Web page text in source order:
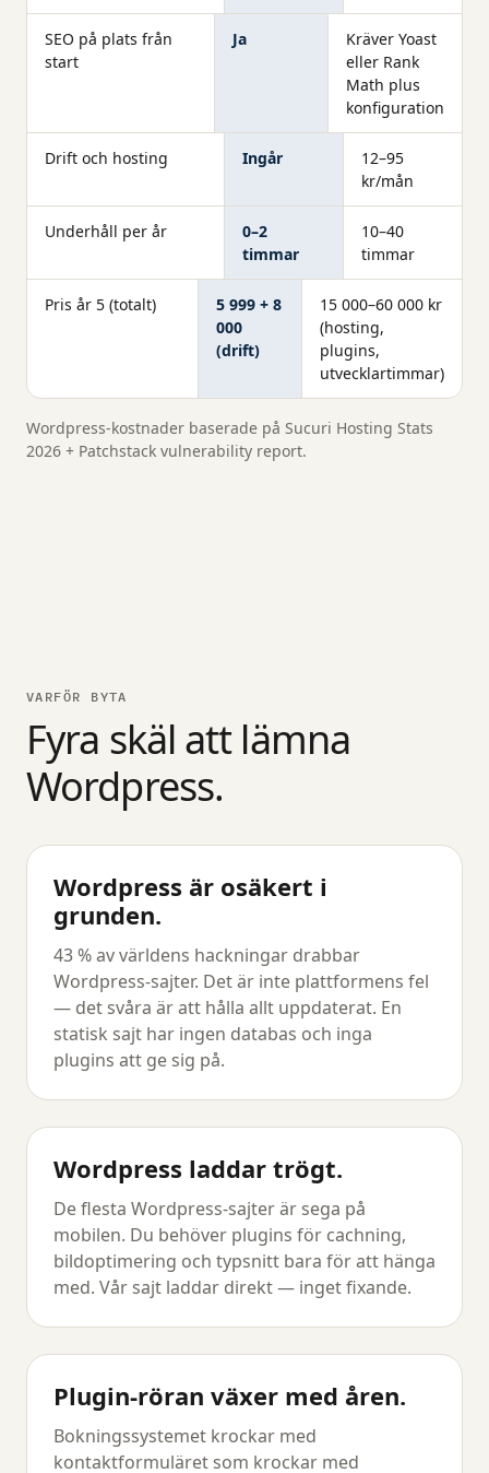
SEO på plats från
start
Ja
Kräver Yoast
eller Rank
Math plus
konfiguration
Drift och hosting Ingår
12–95
kr/mån
Underhåll per år
0–2
timmar
10–40
timmar
Pris år 5 (totalt)
5 999 + 8
000
(drift)
15 000–60 000 kr
(hosting,
plugins,
utvecklartimmar)
Wordpress-kostnader baserade på Sucuri Hosting Stats
2026 + Patchstack vulnerability report.
VARFÖR BYTA
Fyra skäl att lämna
Wordpress.
Wordpress är osäkert i
grunden.
43 % av världens hackningar drabbar
Wordpress-sajter. Det är inte plattformens fel
— det svåra är att hålla allt uppdaterat. En
statisk sajt har ingen databas och inga
plugins att ge sig på.
Wordpress laddar trögt.
De flesta Wordpress-sajter är sega på
mobilen. Du behöver plugins för cachning,
bildoptimering och typsnitt bara för att hänga
med. Vår sajt laddar direkt — inget fixande.
Plugin-röran växer med åren.
Bokningssystemet krockar med
kontaktformuläret som krockar med